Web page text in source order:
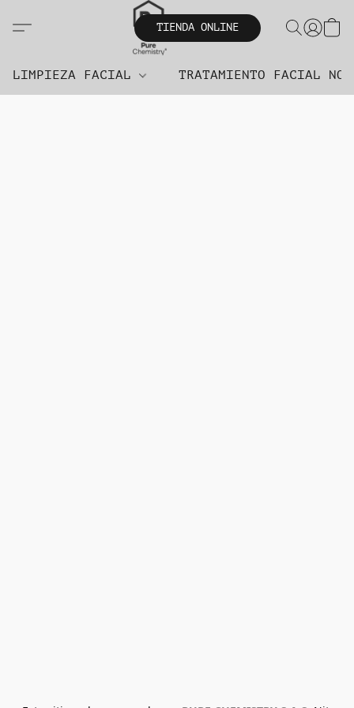
TIENDA ONLINE
LIMPIEZA FACIAL TRATAMIENTO FACIAL